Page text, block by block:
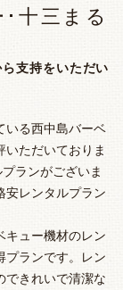
支持をいただい
十三まる
いる西中島バーベ
ただいておりま
ランがございま
安レンタルプラン
キュー機材のレン
プランです。レン
できれいで清潔な